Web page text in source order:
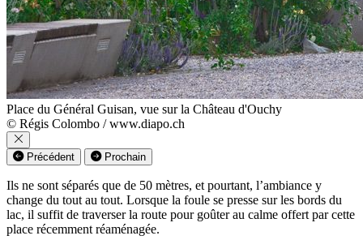
Place du Général Guisan, vue sur la Château d'Ouchy
© Régis Colombo / www.diapo.ch
Précédent Prochain
Ils ne sont séparés que de 50 mètres, et pourtant, l’ambiance y
change du tout au tout. Lorsque la foule se presse sur les bords du
lac, il suffit de traverser la route pour goûter au calme offert par cette
place récemment réaménagée.